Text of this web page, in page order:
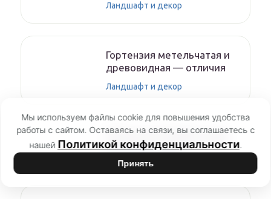
Ландшафт и декор
Гортензия метельчатая и
древовидная — отличия
Ландшафт и декор
Флоксы на клумбе в саду
Ландшафт и декор
Мы используем файлы cookie для повышения удобства
работы с сайтом. Оставаясь на связи, вы соглашаетесь с
нашей Политикой конфиденциальности.
Принять